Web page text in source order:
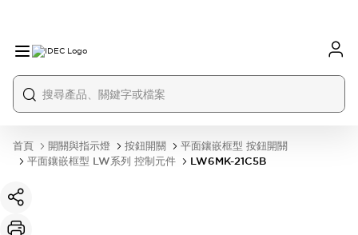
首頁 開關與指示燈 按鈕開關
平面鑲嵌框型 按鈕開關
平面鑲嵌框型 LW系列 控制元件
LW6MK-21C5B